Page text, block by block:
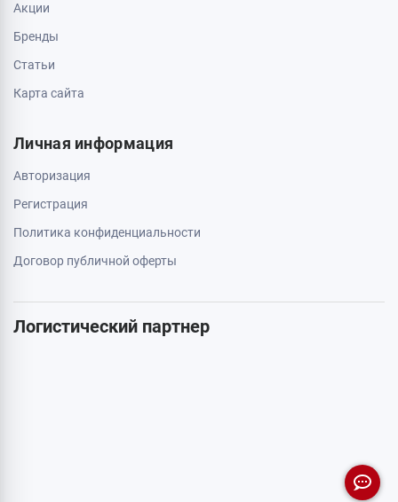
Акции
Бренды
Статьи
Карта сайта
Личная информация
Авторизация
Регистрация
Политика конфиденциальности
Договор публичной оферты
Логистический партнер